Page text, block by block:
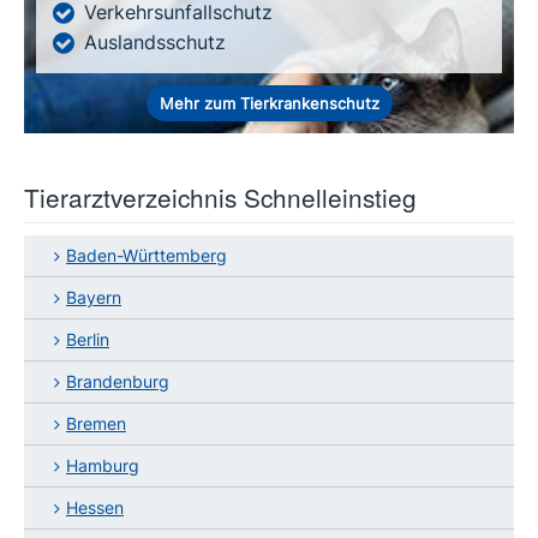
Verkehrsunfallschutz
Auslandsschutz
Mehr zum Tierkrankenschutz
Tierarztverzeichnis Schnelleinstieg
Baden-Württemberg
Bayern
Berlin
Brandenburg
Bremen
Hamburg
Hessen